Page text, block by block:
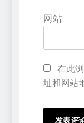
网站
在此
址和网站